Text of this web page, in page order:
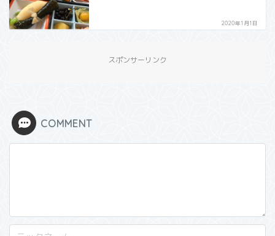
2020年1月1日
スポンサーリンク
COMMENT